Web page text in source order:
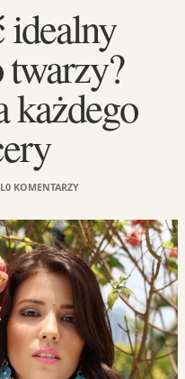
idealny
twarzy?
każdego
0 KOMENTARZY